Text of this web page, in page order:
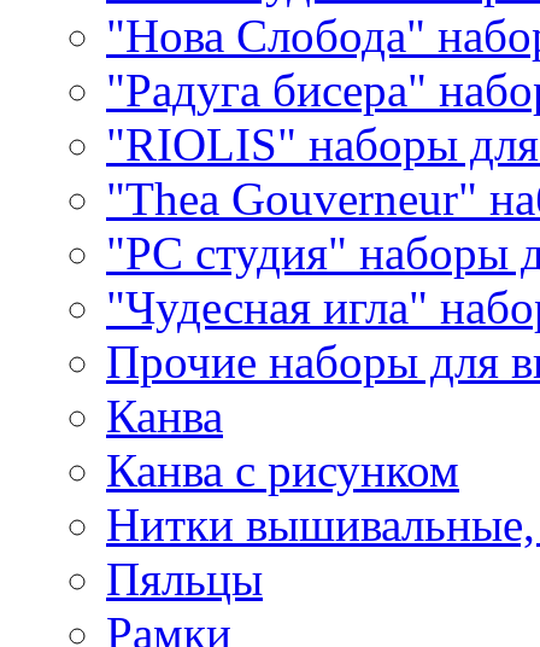
"Нова Слобода"
"Радуга бисера"
"RIOLIS" наборы
"Thea Gouverneur"
"РС студия" наборы
"Чудесная игла"
Прочие наборы для
Канва
Канва с рисунком
Нитки
Пяльцы
Рамки